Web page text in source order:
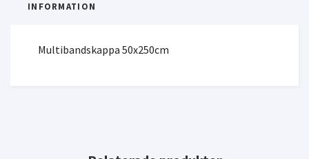
INFORMATION
Multibandskappa 50x250cm